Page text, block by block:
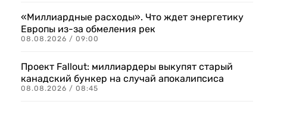
«Миллиардные расходы». Что ждет энергетику
Европы из-за обмеления рек
08.08.2026 / 09:00
Проект Fallout: миллиардеры выкупят старый
канадский бункер на случай апокалипсиса
08.08.2026 / 08:45